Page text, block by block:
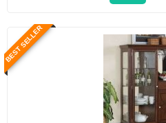
BEST SELLER